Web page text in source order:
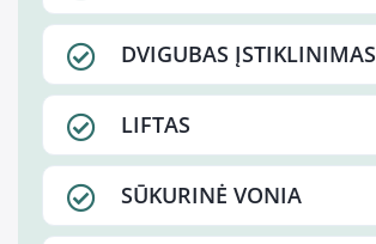
DVIGUBAS ĮSTIKLINIMAS
LIFTAS
SŪKURINĖ VONIA